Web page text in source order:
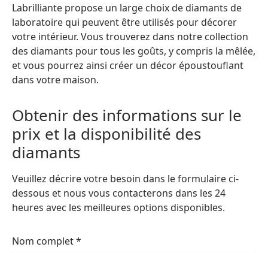
Labrilliante propose un large choix de diamants de
laboratoire qui peuvent être utilisés pour décorer
votre intérieur. Vous trouverez dans notre collection
des diamants pour tous les goûts, y compris la mêlée,
et vous pourrez ainsi créer un décor époustouflant
dans votre maison.
Obtenir des informations sur le
prix et la disponibilité des
diamants
Veuillez décrire votre besoin dans le formulaire ci-
dessous et nous vous contacterons dans les 24
heures avec les meilleures options disponibles.
Nom complet*